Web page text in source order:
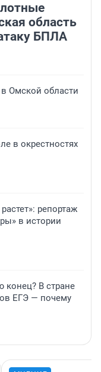
область
БПЛА
Омской области
в окрестностях
репортаж
в истории
конец? В стране
ЕГЭ — почему